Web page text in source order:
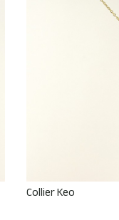
Collier Keo